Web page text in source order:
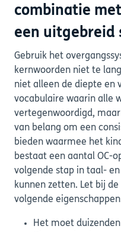
combinatie
een uitgebreid
Gebruik het
kernwoorden niet te
niet alleen de diepte en
vocabulaire waarin alle
vertegenwoordigd,
van belang om een
bieden waarmee het
bestaat een aantal OC-
volgende stap in taal-
kunnen zetten. Let bij
volgende
Het moet